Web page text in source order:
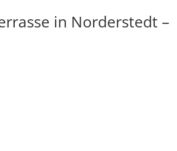
in Norderstedt –